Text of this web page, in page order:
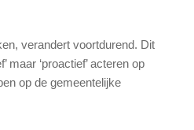
verandert voortdurend. Dit
maar ‘proactief’ acteren op
op de gemeentelijke